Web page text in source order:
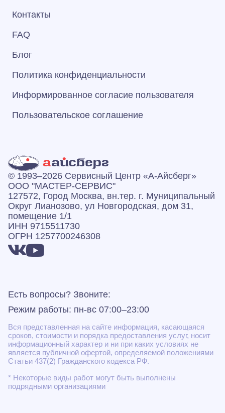
Контакты
FAQ
Блог
Политика конфиденциальности
Информированное согласие пользователя
Пользовательское соглашение
© 1993–2026 Сервисный Центр «А‑Айсберг»
ООО "МАСТЕР-СЕРВИС"
127572, Город Москва, вн.тер. г. Муниципальный
Округ Лианозово, ул Новгородская, дом 31,
помещение 1/1
ИНН 9715511730
ОГРН 1257700246308
Есть вопросы? Звоните:
Режим работы: пн-вс 07:00–23:00
Вся представленная на сайте информация, касающаяся
сроков, стоимости и порядка предоставления услуг, носит
информационный характер и ни при каких условиях не
является публичной офертой, определяемой положениями
Статьи 437(2) Гражданского кодекса РФ.
* Некоторые виды работ могут быть выполнены
подрядными организациями